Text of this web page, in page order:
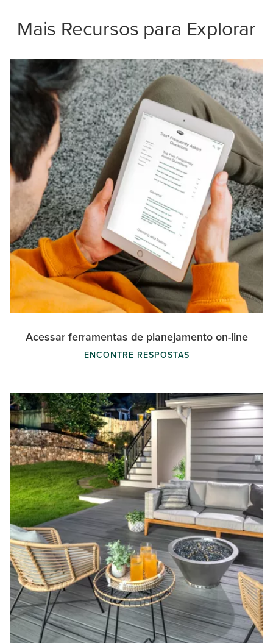
Mais Recursos para Explorar
Acessar ferramentas de planejamento on-line
ENCONTRE RESPOSTAS